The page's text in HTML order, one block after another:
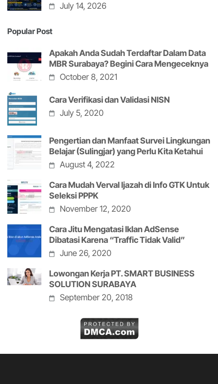
July 14, 2026
Popular Post
Apakah Anda Sudah Terdaftar Dalam Data
MBR Surabaya? Begini Cara Mengeceknya
October 8, 2021
Cara Verifikasi dan Validasi NISN
July 5, 2020
Pengertian dan Manfaat Survei Lingkungan
Belajar (Sulingjar) yang Perlu Kita Ketahui
August 4, 2022
Cara Mudah Verval Ijazah di Info GTK Untuk
Seleksi PPPK
November 12, 2020
Cara Jitu Mengatasi Iklan AdSense
Dibatasi Karena “Traffic Tidak Valid”
June 26, 2020
Lowongan Kerja PT. SMART BUSINESS
SOLUTION SURABAYA
September 20, 2018